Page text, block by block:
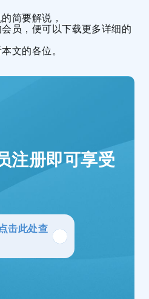
简要解说，
员，便可以下载更多详细的
文的各位。
注册即可享受
击此处查